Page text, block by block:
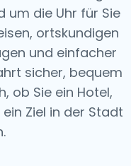
um die Uhr für Sie
ortskundigen
und einfacher
sicher, bequem
ob Sie ein Hotel,
Ziel in der Stadt